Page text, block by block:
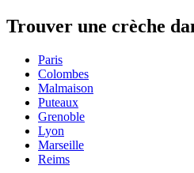
Trouver une crèche
Paris
Colombes
Malmaison
Puteaux
Grenoble
Lyon
Marseille
Reims